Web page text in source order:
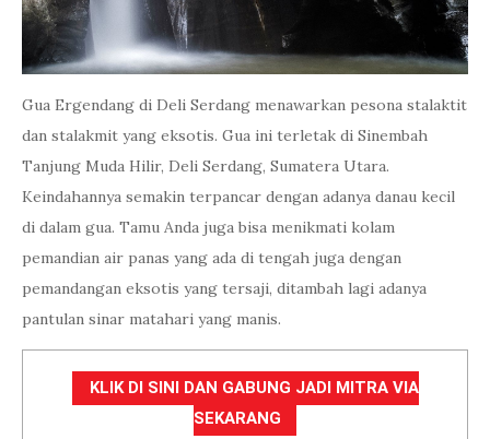
Gua Ergendang di Deli Serdang menawarkan pesona stalaktit
dan stalakmit yang eksotis. Gua ini terletak di Sinembah
Tanjung Muda Hilir, Deli Serdang, Sumatera Utara.
Keindahannya semakin terpancar dengan adanya danau kecil
di dalam gua. Tamu Anda juga bisa menikmati kolam
pemandian air panas yang ada di tengah juga dengan
pemandangan eksotis yang tersaji, ditambah lagi adanya
pantulan sinar matahari yang manis.
KLIK DI SINI DAN GABUNG JADI MITRA VIA
SEKARANG